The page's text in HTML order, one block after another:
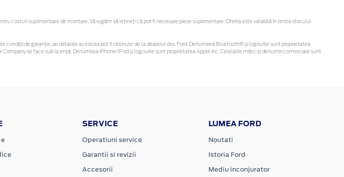
costuri suplimentare de montare. Vă rugăm să rețineți că pot fi necesare piese suplimentare. Oferta este valabilă în limita stocului
condiții de garanție, iar detaliile acestora pot fi obținute de la dealerul dvs. Ford. Denumirea Bluetooth® și logourile sunt proprietatea
se face sub licență. Denumirea iPhone/iPod și logourile sunt proprietatea Apple Inc. Celelalte mărci și denumiri comerciale sunt
SERVICE
Operatiuni service
Garantii si revizii
Accesorii
LUMEA FORD
Noutati
Istoria Ford
Mediu inconjurator